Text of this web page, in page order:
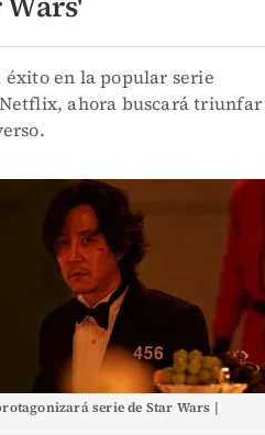
éxito en la popular serie
ahora buscará triunfar
serie de Star Wars |